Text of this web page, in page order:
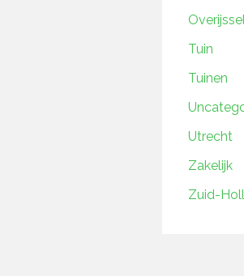
Tuin
Tuinen
Utrecht
Zakelijk
Zuid-